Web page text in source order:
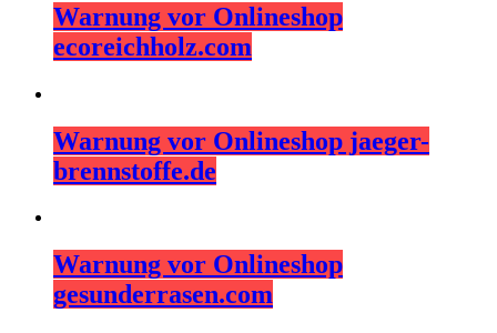
Warnung vor Onlineshop
ecoreichholz.com
Warnung vor Onlineshop jaeger-
brennstoffe.de
Warnung vor Onlineshop
gesunderrasen.com